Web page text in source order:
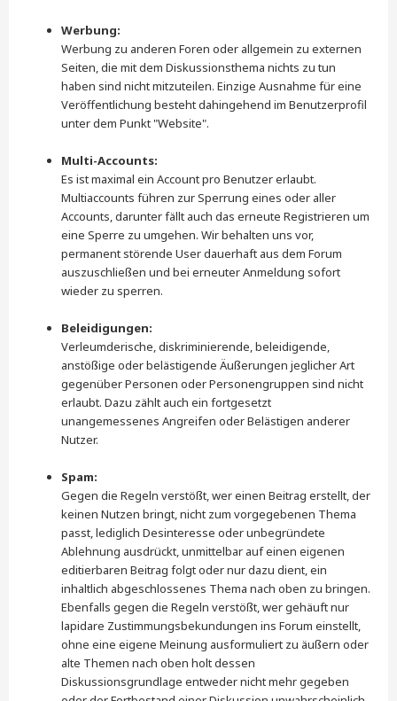
Werbung:
Werbung zu anderen Foren oder allgemein zu externen
Seiten, die mit dem Diskussionsthema nichts zu tun
haben sind nicht mitzuteilen. Einzige Ausnahme für eine
Veröffentlichung besteht dahingehend im Benutzerprofil
unter dem Punkt "Website".
Multi-Accounts:
Es ist maximal ein Account pro Benutzer erlaubt.
Multiaccounts führen zur Sperrung eines oder aller
Accounts, darunter fällt auch das erneute Registrieren um
eine Sperre zu umgehen. Wir behalten uns vor,
permanent störende User dauerhaft aus dem Forum
auszuschließen und bei erneuter Anmeldung sofort
wieder zu sperren.
Beleidigungen:
Verleumderische, diskriminierende, beleidigende,
anstößige oder belästigende Äußerungen jeglicher Art
gegenüber Personen oder Personengruppen sind nicht
erlaubt. Dazu zählt auch ein fortgesetzt
unangemessenes Angreifen oder Belästigen anderer
Nutzer.
Spam:
Gegen die Regeln verstößt, wer einen Beitrag erstellt, der
keinen Nutzen bringt, nicht zum vorgegebenen Thema
passt, lediglich Desinteresse oder unbegründete
Ablehnung ausdrückt, unmittelbar auf einen eigenen
editierbaren Beitrag folgt oder nur dazu dient, ein
inhaltlich abgeschlossenes Thema nach oben zu bringen.
Ebenfalls gegen die Regeln verstößt, wer gehäuft nur
lapidare Zustimmungsbekundungen ins Forum einstellt,
ohne eine eigene Meinung ausformuliert zu äußern oder
alte Themen nach oben holt dessen
Diskussionsgrundlage entweder nicht mehr gegeben